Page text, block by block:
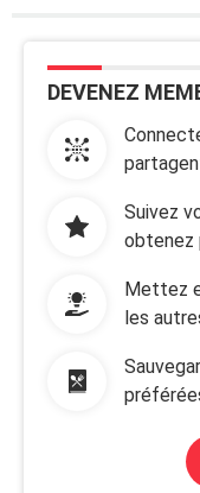
DEVENEZ
Suivez
obtenez
Mettez
les